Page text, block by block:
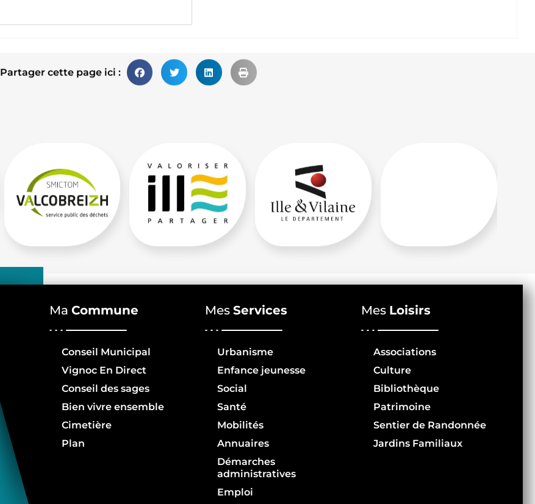
Partager cette page ici :
Ma Commune
Conseil Municipal
Vignoc En Direct
Conseil des sages
Bien vivre ensemble
Cimetière
Plan
MesServices
Urbanisme
Enfance jeunesse
Social
Santé
Mobilités
Annuaires
Démarches
administratives
Emploi
Mes Loisirs
Associations
Culture
Bibliothèque
Patrimoine
Sentier de Randonnée
Jardins Familiaux